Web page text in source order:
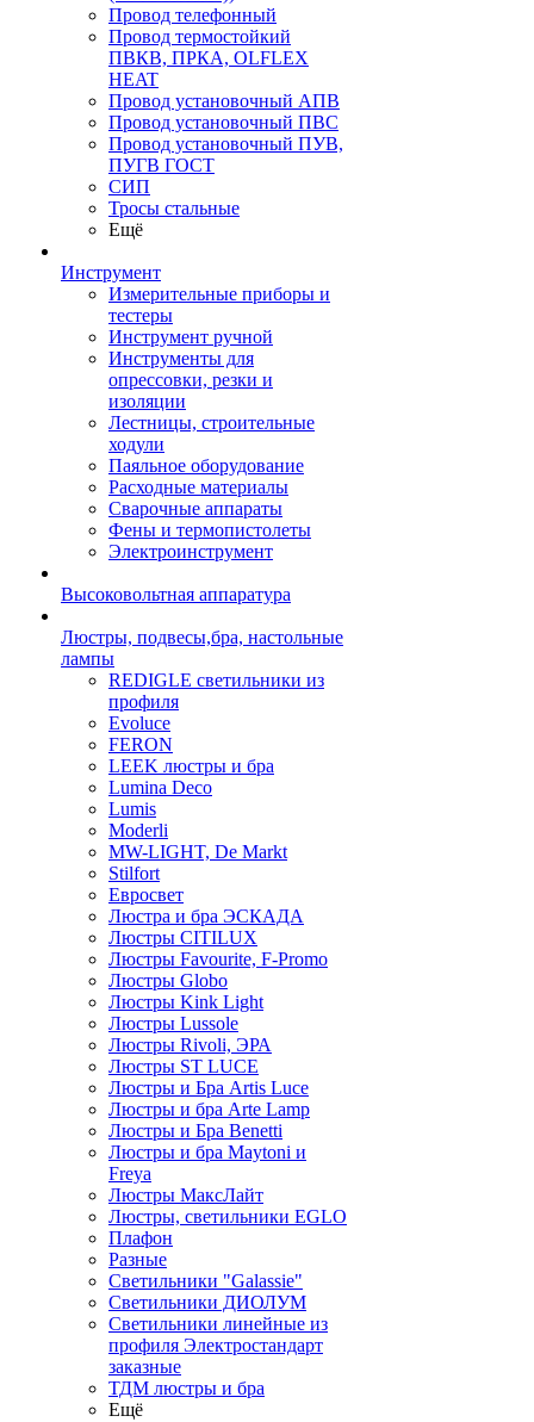
Провод телефонный
Провод термостойкий
ПВКВ, ПРКА, OLFLEX
HEAT
Провод установочный АПВ
Провод установочный ПВС
Провод установочный ПУВ,
ПУГВ ГОСТ
СИП
Тросы стальные
Ещё
Инструмент
Измерительные приборы и
тестеры
Инструмент ручной
Инструменты для
опрессовки, резки и
изоляции
Лестницы, строительные
ходули
Паяльное оборудование
Расходные материалы
Сварочные аппараты
Фены и термопистолеты
Электроинструмент
Высоковольтная аппаратура
Люстры, подвесы,бра, настольные
лампы
REDIGLE светильники из
профиля
Evoluce
FERON
LEEK люстры и бра
Lumina Deco
Lumis
Moderli
MW-LIGHT, De Markt
Stilfort
Евросвет
Люстра и бра ЭСКАДА
Люстры CITILUX
Люстры Favourite, F-Promo
Люстры Globo
Люстры Kink Light
Люстры Lussole
Люстры Rivoli, ЭРА
Люстры ST LUCE
Люстры и Бра Artis Luce
Люстры и бра Arte Lamp
Люстры и Бра Benetti
Люстры и бра Maytoni и
Freya
Люстры МаксЛайт
Люстры, светильники EGLO
Плафон
Разные
Светильники "Galassie"
Светильники ДИОЛУМ
Светильники линейные из
профиля Электростандарт
заказные
ТДМ люстры и бра
Ещё